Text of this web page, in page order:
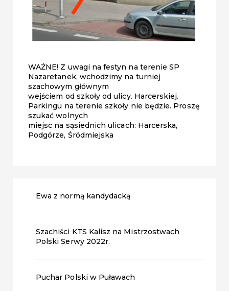
WAŻNE! Z uwagi na festyn na terenie SP
Nazaretanek, wchodzimy na turniej
szachowym głównym
wejściem od szkoły od ulicy. Harcerskiej.
Parkingu na terenie szkoły nie będzie. Proszę
szukać wolnych
miejsc na sąsiednich ulicach: Harcerska,
Podgórze, Śródmiejska
Ewa z normą kandydacką
Szachiści KTS Kalisz na Mistrzostwach
Polski Serwy 2022r.
Puchar Polski w Puławach